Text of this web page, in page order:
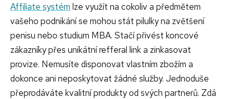
Affiliate systém lze využít na cokoliv a předmětem
vašeho podnikání se mohou stát pilulky na zvětšení
penisu nebo studium MBA. Stačí přivést koncové
zákazníky přes unikátní refferal link a zinkasovat
provize. Nemusíte disponovat vlastním zbožím a
dokonce ani neposkytovat žádné služby. Jednoduše
přeprodáváte kvalitní produkty od svých partnerů. Zdá